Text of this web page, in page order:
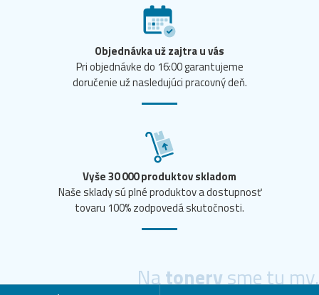
Objednávka už zajtra u vás
Pri objednávke do 16:00 garantujeme
doručenie už nasledujúci pracovný deň.
Vyše 30 000 produktov skladom
Naše sklady sú plné produktov a dostupnosť
tovaru 100% zodpovedá skutočnosti.
Natonerysme tu my.